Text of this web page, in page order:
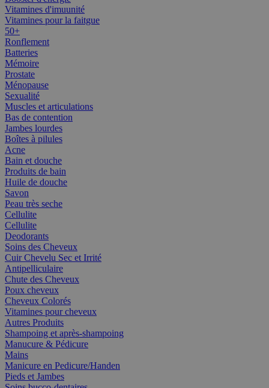
Vitamines d'imuunité
Vitamines pour la faitgue
50+
Ronflement
Batteries
Mémoire
Prostate
Ménopause
Sexualité
Muscles et articulations
Bas de contention
Jambes lourdes
Boîtes à pilules
Acne
Bain et douche
Produits de bain
Huile de douche
Savon
Peau très seche
Cellulite
Cellulite
Deodorants
Soins des Cheveux
Cuir Chevelu Sec et Irrité
Antipelliculaire
Chute des Cheveux
Poux cheveux
Cheveux Colorés
Vitamines pour cheveux
Autres Produits
Shampoing et après-shampoing
Manucure & Pédicure
Mains
Manicure en Pedicure/Handen
Pieds et Jambes